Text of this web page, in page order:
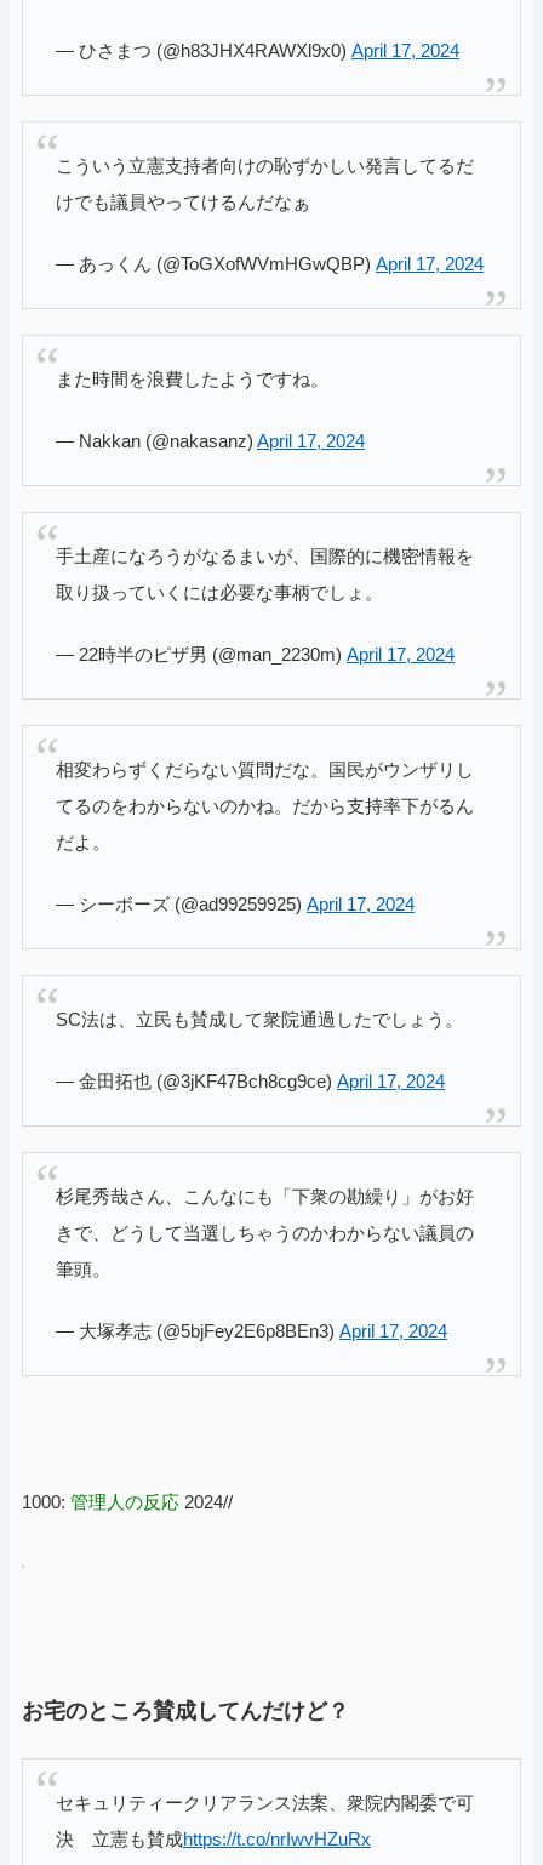
— ひさまつ (@h83JHX4RAWXl9x0) April 17, 2024
こういう立憲支持者向けの恥ずかしい発言してるだ
けでも議員やってけるんだなぁ
— あっくん (@ToGXofWVmHGwQBP) April 17, 2024
また時間を浪費したようですね。
— Nakkan (@nakasanz) April 17, 2024
手土産になろうがなるまいが、国際的に機密情報を
取り扱っていくには必要な事柄でしょ。
— 22時半のピザ男 (@man_2230m) April 17, 2024
相変わらずくだらない質問だな。国民がウンザリし
てるのをわからないのかね。だから支持率下がるん
だよ。
— シーボーズ (@ad99259925) April 17, 2024
SC法は、立民も賛成して衆院通過したでしょう。
— 金田拓也 (@3jKF47Bch8cg9ce) April 17, 2024
杉尾秀哉さん、こんなにも「下衆の勘繰り」がお好
きで、どうして当選しちゃうのかわからない議員の
筆頭。
— 大塚孝志 (@5bjFey2E6p8BEn3) April 17, 2024
1000: 管理人の反応 2024//
お宅のところ賛成してんだけど？
セキュリティークリアランス法案、衆院内閣委で可
決 立憲も賛成https://t.co/nrIwvHZuRx